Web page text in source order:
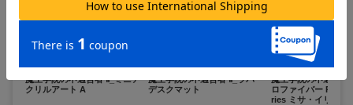
魔王学院の不適合者 Ⅱ_ミニア
クリルアート A
魔王学院の不適合者 Ⅱ_ラバー
デスクマット
魔王学院の不適合者
ロファイバー PALE
ries ミサ・イリオロ